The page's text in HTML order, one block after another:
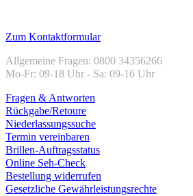
Zum Kontaktformular
Allgemeine Fragen: 0800 34356266
Mo-Fr: 09-18 Uhr - Sa: 09-16 Uhr
Fragen & Antworten
Rückgabe/Retoure
Niederlassungssuche
Termin vereinbaren
Brillen-Auftragsstatus
Online Seh-Check
Bestellung widerrufen
Gesetzliche Gewährleistungsrechte